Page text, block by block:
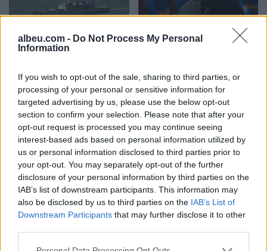
albeu.com - Do Not Process My Personal
Information
If you wish to opt-out of the sale, sharing to third parties, or
processing of your personal or sensitive information for
targeted advertising by us, please use the below opt-out
section to confirm your selection. Please note that after your
opt-out request is processed you may continue seeing
interest-based ads based on personal information utilized by
us or personal information disclosed to third parties prior to
your opt-out. You may separately opt-out of the further
disclosure of your personal information by third parties on the
IAB’s list of downstream participants. This information may
also be disclosed by us to third parties on the IAB’s List of
Downstream Participants that may further disclose it to other
Ankaraja u kërkon
Moskës dhe Kievit
Zelensky paralajmëron:
Koreja e Veriut
Senati konfirmon me
rezultat të ngushtë ish-
avokatin e Trumpit si
Prokuror të Përgjithshëm
të SHBA-së
Sulmet ruse godasin
zonat pranë Kievit, vriten
tre persona, përfshirë një
fëmijë